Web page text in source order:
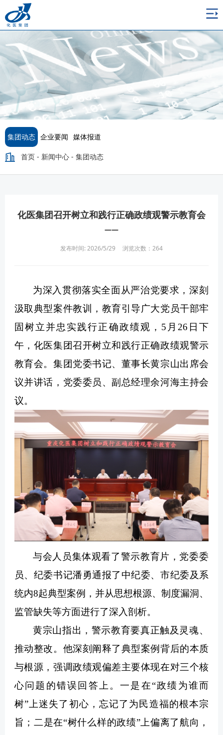
集团动态 企业要闻 媒体报道
首页 - 新闻中心 - 集团动态
化医集团召开树立和践行正确政绩观警示教育会
——
发布时间: 2026/5/29 浏览次数： 264
为深入贯彻落实全面从严治党要求，深刻
汲取典型案件教训，教育引导广大党员干部牢
固树立并忠实践行正确政绩观，5月26日下
午，化医集团召开树立和践行正确政绩观警示
教育会。集团党委书记、董事长黄宗山出席会
议并讲话，党委委员、副总经理余河海主持会
议。
与会人员集体观看了警示教育片，党委委
员、纪委书记潘勇通报了中纪委、市纪委及系
统内8起典型案例，并从思想根源、制度漏洞、
监管缺失等方面进行了深入剖析。
黄宗山指出，警示教育要真正触及灵魂、
推动整改。他深刻阐释了典型案例背后的本质
与根源，强调政绩观偏差主要体现在对三个核
心问题的错误回答上。一是在“政绩为谁而
树”上迷失了初心，忘记了为民造福的根本宗
旨；二是在“树什么样的政绩”上偏离了航向，